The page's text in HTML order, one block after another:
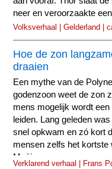
neer en veroorzaakte
Volksverhaal | Gelderland |
Hoe de zon
draaien
Een mythe van de
godenzoon weet de zon
mens mogelijk wordt
leiden. Lang geleden
snel opkwam en zó kort
mensen zelfs het kortste
Maùi...
Verklarend verhaal | Frans